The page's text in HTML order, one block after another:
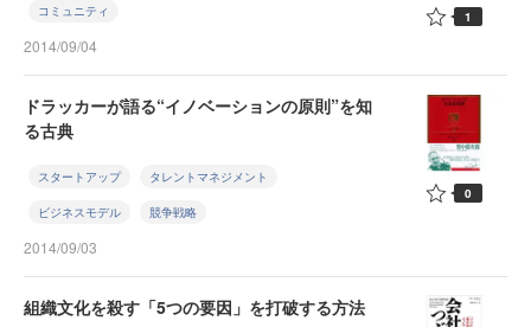
コミュニティ
2014/09/04
1
ドラッカーが語る“イノベーションの原則”を知
る古典
スタートアップ タレントマネジメント
ビジネスモデル 競争戦略
2014/09/03
0
組織文化を殺す「5つの要因」を打破する方法